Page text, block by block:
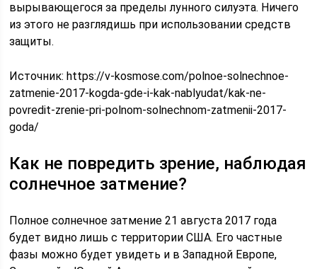
вырывающегося за пределы лунного силуэта. Ничего
из этого не разглядишь при использовании средств
защиты.
Источник:https://v-kosmose.com/polnoe-solnechnoe-
zatmenie-2017-kogda-gde-i-kak-nablyudat/kak-ne-
povredit-zrenie-pri-polnom-solnechnom-zatmenii-2017-
goda/
Как не повредить зрение, наблюдая
солнечное затмение?
Полное солнечное затмение 21 августа 2017 года
будет видно лишь с территории США. Его частные
фазы можно будет увидеть и в Западной Европе,